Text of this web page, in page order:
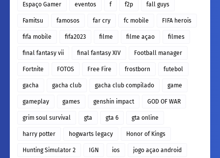
Espaço Gamer eventos f f2p fall guys
Famitsu famosos far cry fc mobile FIFA herois
fifa mobile fifa2023 filme filme açao filmes
final fantasy vii final fantasy XIV Football manager
Fortnite FOTOS Free Fire frostborn futebol
gacha gacha club gacha club compilado game
gameplay games genshin impact GOD OF WAR
grim soul survival gta gta 6 gta online
harry potter hogwarts legacy Honor of Kings
Hunting Simulator 2 IGN ios jogo açao android